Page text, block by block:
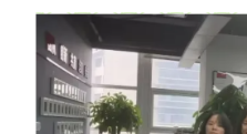
SOLIDWORKS 2D CAD
SOLIDWORKS 3D电气设
SIMULATION结构仿真分
了解SIMULIA多学科仿真
CST电磁仿真
Abaqus有限元仿真分析
3DEXPERIENCE云平台
什么是3DEXPERIENCE
3DEXPERIENCE on the
推荐项目
ENOVIA产品全生命周期
推荐工具
船舶与海洋工程解决方案
汽车行业数字化解决方案
工程设备设计解决方案
面向公司与个人
公司类型
初创企业
面向学术界
教育工作者
产品的技术
最新版本
恒睿课堂
推荐问答